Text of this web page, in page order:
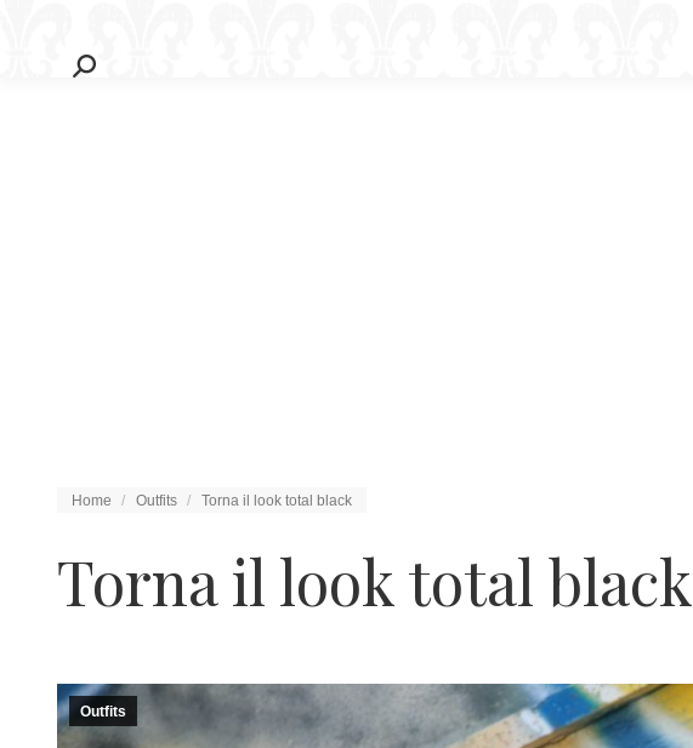
Cerca:
Tu sei qui:
Home Outfits Torna il look total black
Torna il look total black
Outfits